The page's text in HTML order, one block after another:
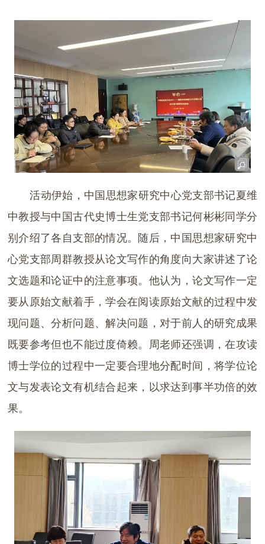
活动伊始，中国思想家研究中心党支部书记夏维
中教授与中国古代史博士生党支部书记何彬彬同学分
别介绍了各自支部的情况。随后，中国思想家研究中
心党支部周群教授从论文写作的角度向大家讲述了论
文选题和论证中的注意事项。他认为，论文写作一定
要从原始文献着手，学会在阅读原始文献的过程中发
现问题、分析问题、解决问题，对于前人的研究成果
既要参考但也不能过度倚赖。周老师还强调，在攻读
博士学位的过程中一定要合理地分配时间，将学位论
文与发表论文有机结合起来，以求达到事半功倍的效
果。